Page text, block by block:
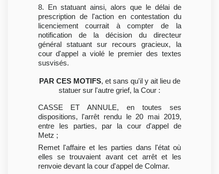
8. En statuant ainsi, alors que le délai de
prescription de l'action en contestation du
licenciement courrait à compter de la
notification de la décision du directeur
général statuant sur recours gracieux, la
cour d'appel a violé le premier des textes
susvisés.
PAR CES MOTIFS, et sans qu'il y ait lieu de
statuer sur l'autre grief, la Cour :
CASSE ET ANNULE, en toutes ses
dispositions, l'arrêt rendu le 20 mai 2019,
entre les parties, par la cour d'appel de
Metz ;
Remet l'affaire et les parties dans l'état où
elles se trouvaient avant cet arrêt et les
renvoie devant la cour d'appel de Colmar.